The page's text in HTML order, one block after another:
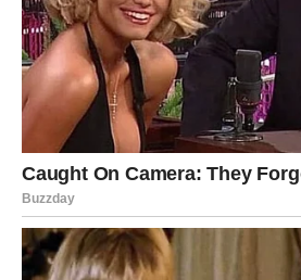
Karmička nagrada
Nova šansa za uspjeh.
Sudbina vam daje
zaboravili
Pred vama su lijepi dani.